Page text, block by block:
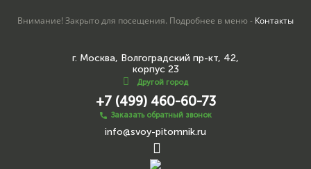
Внимание! Закрыто для посещения. Подробнее в меню - Контакты
г. Москва, Волгоградский пр-кт, 42,
корпус 23
Другой город
+7 (499) 460-60-73
Заказать обратный звонок
info@svoy-pitomnik.ru